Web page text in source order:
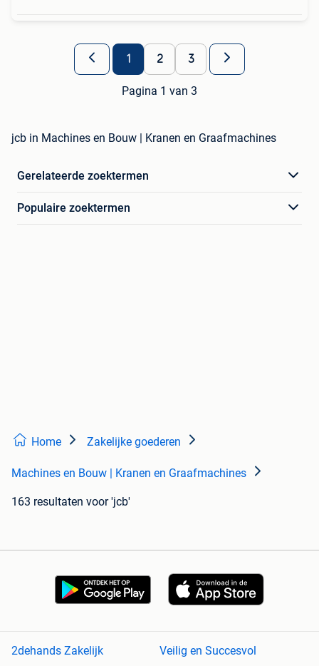
1 2 3
Pagina 1 van 3
jcb in Machines en Bouw | Kranen en Graafmachines
Gerelateerde zoektermen
Populaire zoektermen
Home Zakelijke goederen
Machines en Bouw | Kranen en Graafmachines
163 resultaten voor 'jcb'
2dehands Zakelijk Veilig en Succesvol